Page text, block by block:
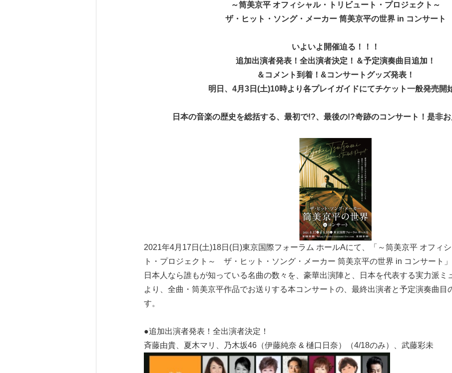
～筒美京平 オフィシャル・トリビュート・プロジェクト～
ザ・ヒット・ソング・メーカー 筒美京平の世界 in コンサート
いよいよ開催迫る！！！
追加出演者発表！全出演者決定！＆予定演奏曲目追加！
＆コメント到着！&コンサートグッズ発表！
明日、4月3日(土)10時より各プレイガイドにてチケット一般発売開
日本の音楽の歴史を総括する、最初で!?、最後の!?奇跡のコンサート！是非お
2021年4月17日(土)18日(日)東京国際フォーラム ホールAにて、「～筒美京平 オフィ
ト・プロジェクト～ ザ・ヒット・ソング・メーカー 筒美京平の世界 in コンサート」
日本人なら誰もが知っている名曲の数々を、豪華出演陣と、日本を代表する実力派ミ
より、全曲・筒美京平作品でお送りする本コンサートの、最終出演者と予定演奏曲目
す。
●追加出演者発表！全出演者決定！
斉藤由貴、夏木マリ、乃木坂46（伊藤純奈 & 樋口日奈）（4/18のみ）、武藤彩未